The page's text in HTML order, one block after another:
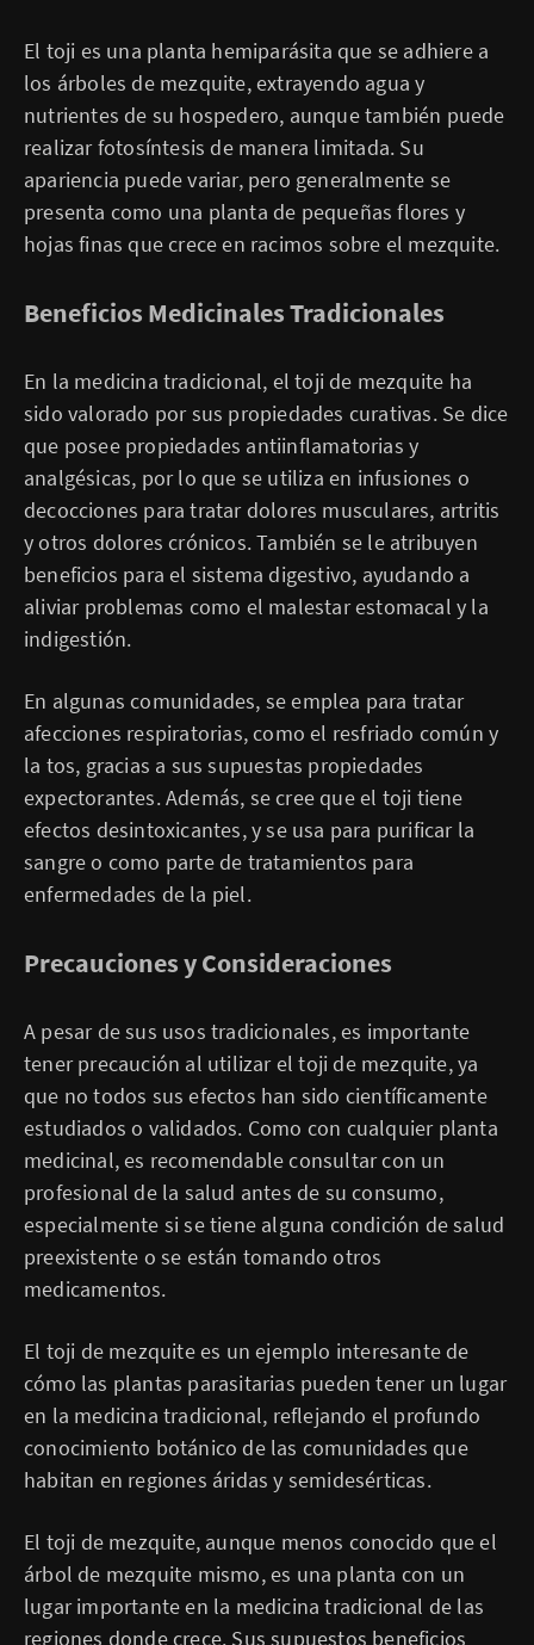
El toji es una planta hemiparásita que se adhiere a
los árboles de mezquite, extrayendo agua y
nutrientes de su hospedero, aunque también puede
realizar fotosíntesis de manera limitada. Su
apariencia puede variar, pero generalmente se
presenta como una planta de pequeñas flores y
hojas finas que crece en racimos sobre el mezquite.
Beneficios Medicinales Tradicionales
En la medicina tradicional, el toji de mezquite ha
sido valorado por sus propiedades curativas. Se dice
que posee propiedades antiinflamatorias y
analgésicas, por lo que se utiliza en infusiones o
decocciones para tratar dolores musculares, artritis
y otros dolores crónicos. También se le atribuyen
beneficios para el sistema digestivo, ayudando a
aliviar problemas como el malestar estomacal y la
indigestión.
En algunas comunidades, se emplea para tratar
afecciones respiratorias, como el resfriado común y
la tos, gracias a sus supuestas propiedades
expectorantes. Además, se cree que el toji tiene
efectos desintoxicantes, y se usa para purificar la
sangre o como parte de tratamientos para
enfermedades de la piel.
Precauciones y Consideraciones
A pesar de sus usos tradicionales, es importante
tener precaución al utilizar el toji de mezquite, ya
que no todos sus efectos han sido científicamente
estudiados o validados. Como con cualquier planta
medicinal, es recomendable consultar con un
profesional de la salud antes de su consumo,
especialmente si se tiene alguna condición de salud
preexistente o se están tomando otros
medicamentos.
El toji de mezquite es un ejemplo interesante de
cómo las plantas parasitarias pueden tener un lugar
en la medicina tradicional, reflejando el profundo
conocimiento botánico de las comunidades que
habitan en regiones áridas y semidesérticas.
El toji de mezquite, aunque menos conocido que el
árbol de mezquite mismo, es una planta con un
lugar importante en la medicina tradicional de las
regiones donde crece. Sus supuestos beneficios